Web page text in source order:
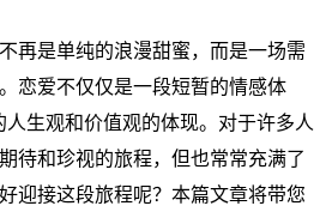
再是单纯的浪漫甜蜜，而是一场需
恋爱不仅仅是一段短暂的情感体
生观和价值观的体现。对于许多人
待和珍视的旅程，但也常常充满了
迎接这段旅程呢？本篇文章将带您